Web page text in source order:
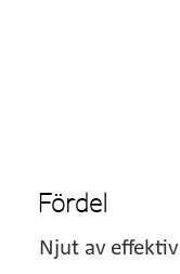
Fördel
Njut av